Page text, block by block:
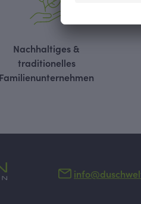
Nachhaltiges &
traditionelles
Familienunternehmen